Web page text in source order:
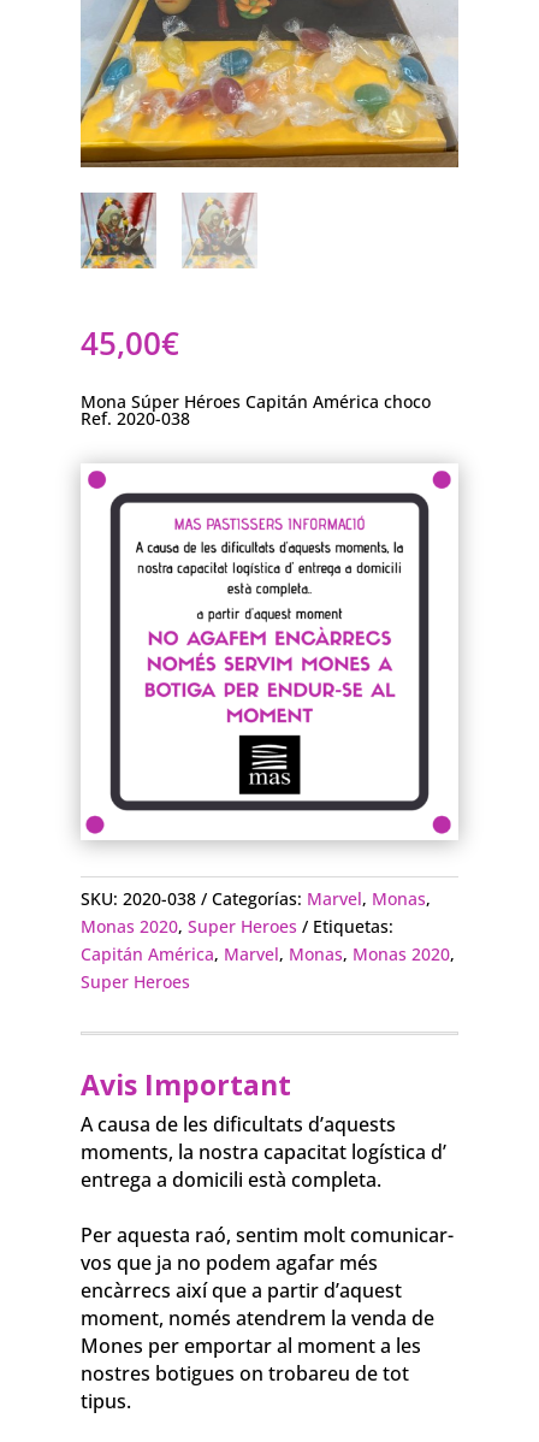
45,00€
Mona Súper Héroes Capitán América choco
Ref. 2020-038
SKU:2020-038 Categorías: Marvel, Monas,
Monas 2020,Super Heroes
Etiquetas:
Capitán América, Marvel, Monas, Monas 2020,
Super Heroes
Avis Important
A causa de les dificultats d’aquests
moments, la nostra capacitat logística d’
entrega a domicili està completa.
Per aquesta raó, sentim molt comunicar-
vos que ja no podem agafar més
encàrrecs així que a partir d’aquest
moment, només atendrem la venda de
Mones per emportar al moment a les
nostres botigues on trobareu de tot
tipus.